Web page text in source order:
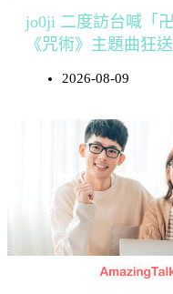
jo0ji 二度訪台喊「
《咒術》主題曲狂
2026-08-09